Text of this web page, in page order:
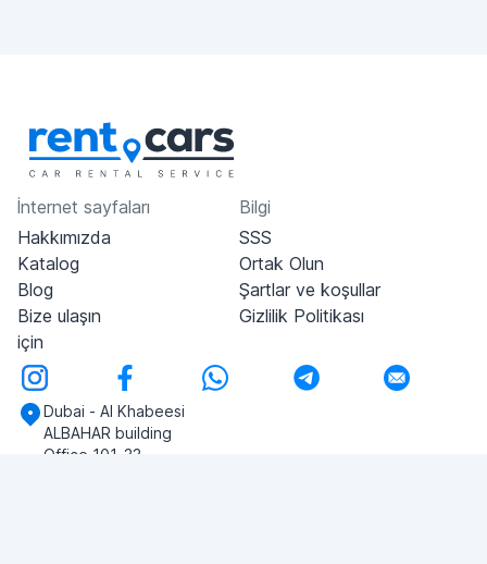
İnternet sayfaları
Hakkımızda
Katalog
Blog
Bize ulaşın
için
Bilgi
SSS
Ortak Olun
Şartlar ve koşullar
Gizlilik Politikası
Dubai - Al Khabeesi
ALBAHAR building
Office 101-33